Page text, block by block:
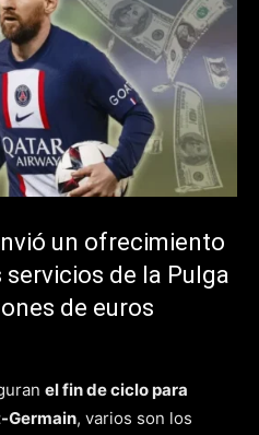
un ofrecimiento
de la Pulga
de euros
el fin de ciclo para
Germain, varios son los